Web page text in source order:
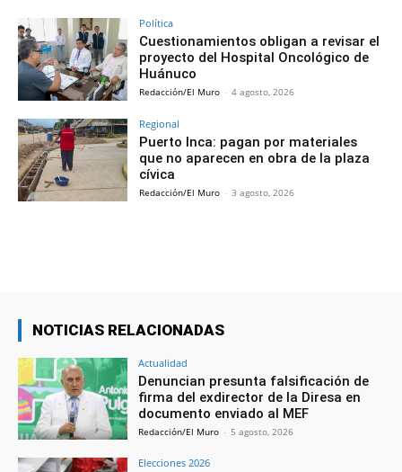
Política
Cuestionamientos obligan a revisar el
proyecto del Hospital Oncológico de
Huánuco
Redacción/El Muro - 4 agosto, 2026
Regional
Puerto Inca: pagan por materiales
que no aparecen en obra de la plaza
cívica
Redacción/El Muro - 3 agosto, 2026
NOTICIAS RELACIONADAS
Actualidad
Denuncian presunta falsificación de
firma del exdirector de la Diresa en
documento enviado al MEF
Redacción/El Muro - 5 agosto, 2026
Elecciones 2026